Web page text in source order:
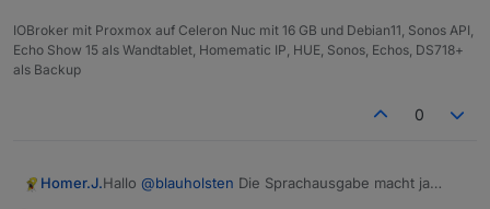
IOBroker mit Proxmox auf Celeron Nuc mit 16 GB und Debian11, Sonos API,
Echo Show 15 als Wandtablet, Homematic IP, HUE, Sonos, Echos, DS718+
als Backup
0
Homer.J.Hallo @blauholsten Die Sprachausgabe macht ja